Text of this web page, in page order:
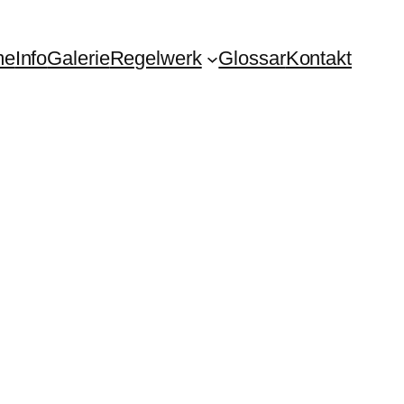
InfoGalerieRegelwerk GlossarKontakt